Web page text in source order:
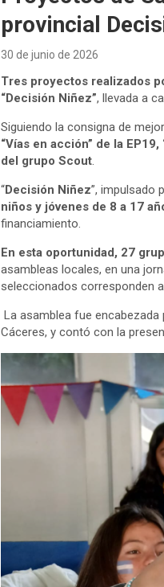
provincial
30 de junio de 2026
Tres proyectos realizados
“Decisión Niñez”, llevada a
Siguiendo la consigna de
“Vías en acción” de la
del grupo Scout.
“Decisión Niñez”, impulsado
niños y jóvenes de 8 a 17
financiamiento.
En esta oportunidad, 27
asambleas locales, en una
seleccionados corresponden
La asamblea fue encabezada
Cáceres, y contó con la